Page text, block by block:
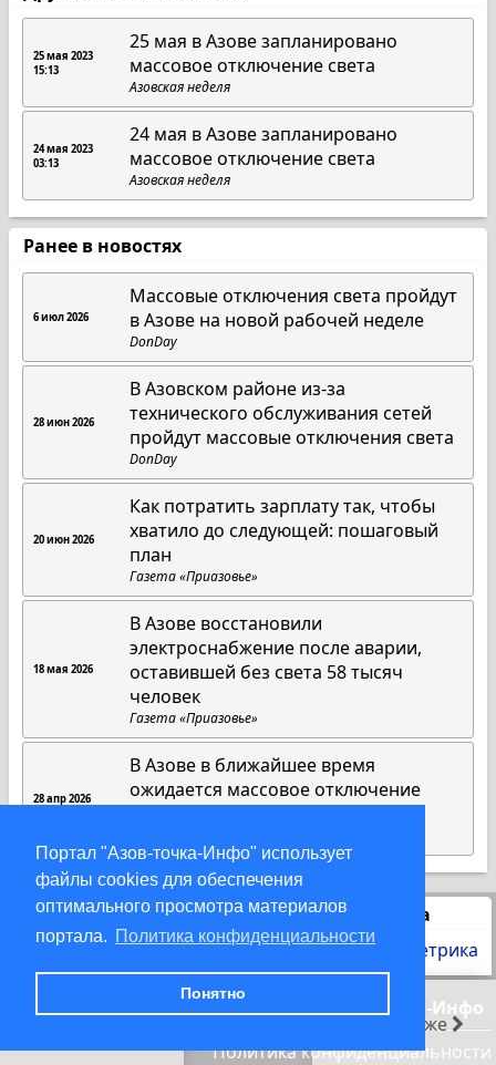
Портал "Азов-точка-Инфо" использует
файлы cookies для обеспечения
оптимального просмотра материалов
портала. Политика конфиденциальности
Понятно
позже
25 мая 2023
15:13
25 мая в Азове запланировано
массовое отключение света
Азовская неделя
24 мая 2023
03:13
24 мая в Азове запланировано
массовое отключение света
Азовская неделя
Ранее в новостях
6 июл 2026
Массовые отключения света пройдут
в Азове на новой рабочей неделе
DonDay
28 июн 2026
В Азовском районе из-за
технического обслуживания сетей
пройдут массовые отключения света
DonDay
20 июн 2026
Как потратить зарплату так, чтобы
хватило до следующей: пошаговый
план
Газета «Приазовье»
18 мая 2026
В Азове восстановили
электроснабжение после аварии,
оставившей без света 58 тысяч
человек
Газета «Приазовье»
28 апр 2026
В Азове в ближайшее время
ожидается массовое отключение
Статистика
© 2000-2026 Азов-точка-Инфо
Политика конфиденциальности